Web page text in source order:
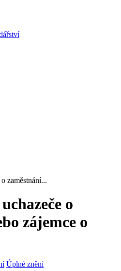
zaměstnání...
o
zájemce o
Úplné znění